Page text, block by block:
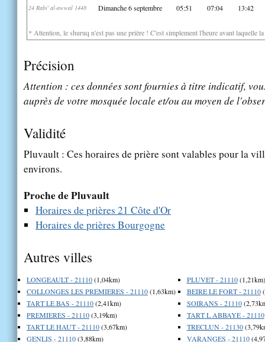
24 Rabi' al-awwal 1448 Dimanche 6 septembre 05:51 07:04 13:42
* Attention, le shuruq n'est pas une prière ! C'est simplement l'heure avant laquelle
Précision
Attention : ces données sont fournies à titre indicatif,
auprès de votre mosquée locale et/ou au moyen de
Validité
Pluvault : Ces horaires de prière sont valables pour la
environs.
Proche de Pluvault
Horaires de prières 21 Côte d'Or
Horaires de prières Bourgogne
Autres villes
LONGEAULT - 21110(1,04km)
COLLONGES LES PREMIERES - 21110(1,63km)
TART LE BAS - 21110(2,41km)
PREMIERES - 21110(3,19km)
TART LE HAUT - 21110(3,67km)
GENLIS - 21110(3,88km)
PLUVET - 21110(1,21km)
BEIRE LE FORT - 21110
SOIRANS - 21110
TART L ABBAYE - 21110
TRECLUN - 21130
VARANGES - 21110